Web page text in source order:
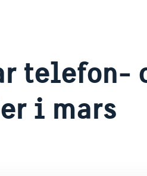
telefon-
i mars